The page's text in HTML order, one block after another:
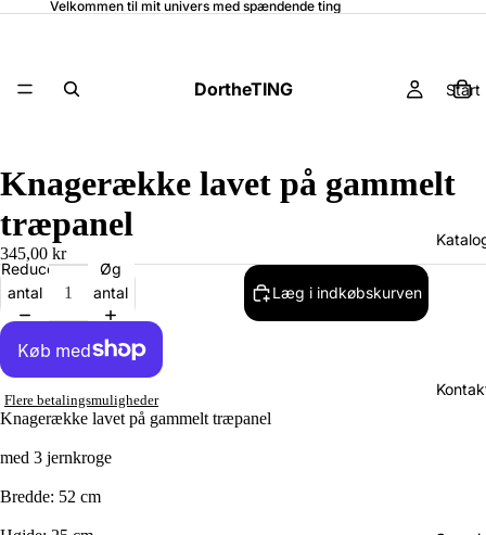
Velkommen til mit univers med spændende ting
DortheTING Start
Knagerække lavet på gammelt
træpanel
345,00 kr
Reducer
antal
Øg
antal
Læg i indkøbskurven
Flere betalingsmuligheder
Knagerække lavet på gammelt træpanel
med 3 jernkroge
Bredde: 52 cm